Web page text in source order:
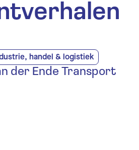
handel & logistiek
der Ende Transport